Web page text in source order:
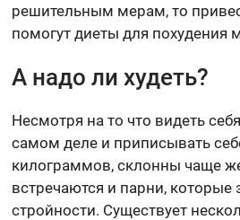
решительным мерам, то
помогут диеты для похудения
А надо ли худеть?
Несмотря на то что видеть
самом деле и приписывать
килограммов, склонны чаще
встречаются и парни, которые
стройности. Существует